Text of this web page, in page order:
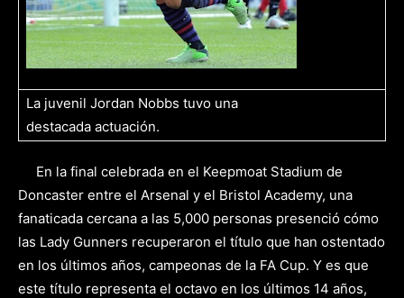
La juvenil Jordan Nobbs tuvo una
destacada actuación.
En la final celebrada en el Keepmoat Stadium de
Doncaster entre el Arsenal y el Bristol Academy, una
fanaticada cercana a las 5,000 personas presenció cómo
las Lady Gunners recuperaron el título que han ostentado
en los últimos años, campeonas de la FA Cup. Y es que
este título representa el octavo en los últimos 14 años,